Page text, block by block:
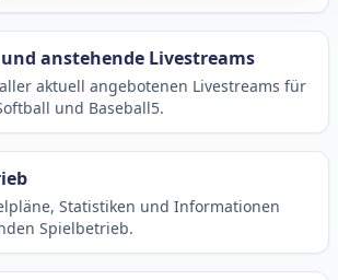
anstehende Livestreams
aktuell angebotenen Livestreams für
und Baseball5.
Statistiken und Informationen
Spielbetrieb.